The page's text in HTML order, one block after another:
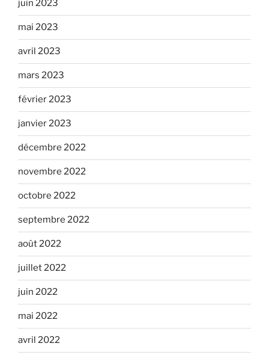
juin 2023
mai 2023
avril 2023
mars 2023
février 2023
janvier 2023
décembre 2022
novembre 2022
octobre 2022
septembre 2022
août 2022
juillet 2022
juin 2022
mai 2022
avril 2022